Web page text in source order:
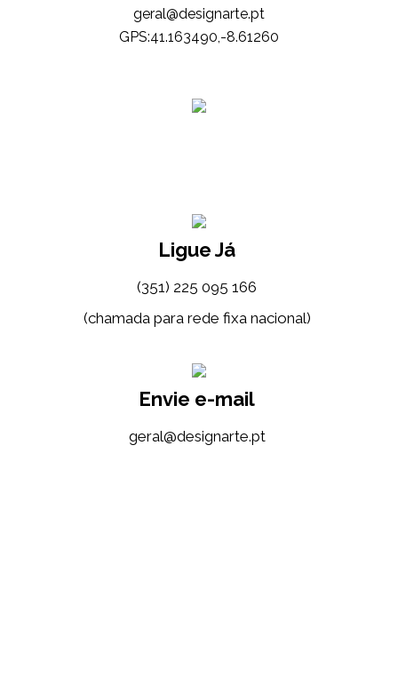
tp.etrangised@lareg
GPS:41.163490,-8.61260
Ligue Já
(351) 225 095 166
(chamada para rede fixa nacional)
Envie e-mail
tp.etrangised@lareg